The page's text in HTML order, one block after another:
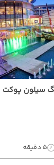
سیلون پوکت
5 دقیقه